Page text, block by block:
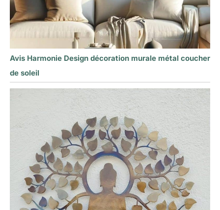
Avis Harmonie Design décoration murale métal coucher
de soleil